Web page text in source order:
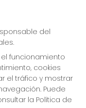
del
funcionamiento
cookies
el tráfico y mostrar
Puede
la Política de